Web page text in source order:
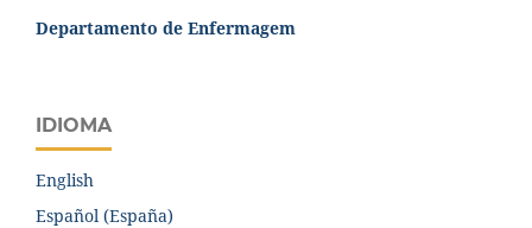
Departamento de Enfermagem
IDIOMA
English
Español (España)